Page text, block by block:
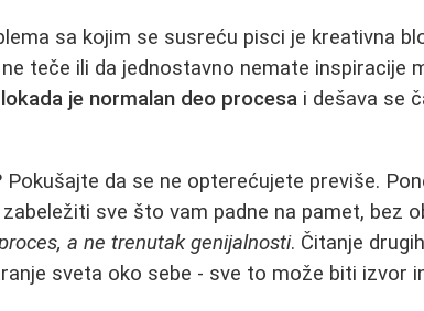
sa kojim se susreću pisci je kreativna
teče ili da jednostavno nemate inspiracije
je normalan deo procesa i dešava se
Pokušajte da se ne opterećujete previše.
sve što vam padne na pamet, bez
a ne trenutak genijalnosti. Čitanje
sveta oko sebe - sve to može biti izvor